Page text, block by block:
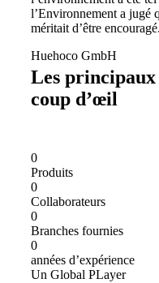
l’Environnement a jugé
méritait d’être encouragé.
Les principaux
coup d’œil
Huehoco GmbH
0
Produits
0
Collaborateurs
0
Branches fournies
0
années d’expérience
Un Global PLayer